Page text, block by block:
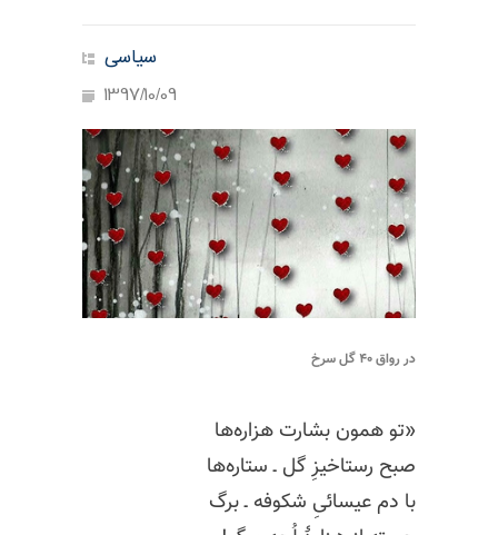
سیاسی
1397/10/09
در رواق ۴۰ گل سرخ
«تو همون بشارت هزاره‌ها
صبح رستاخیزِ گل ـ ستاره‌ها
با دم عیسائیِ شکوفه ـ برگ